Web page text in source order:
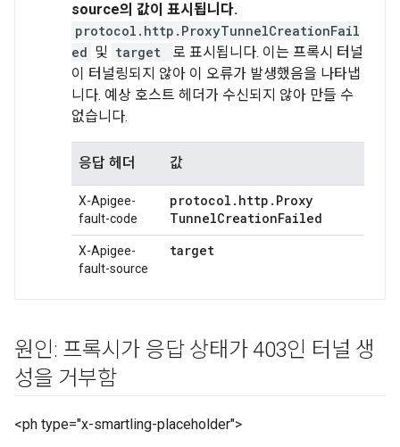
source의 값이 표시됩니다.
protocol.http.ProxyTunnelCreationFail
ed 및 target
로 표시됩니다. 이는 프록시 터널
이 터널링되지 않아 이 오류가 발생했음을 나타냅
니다. 예상 호스트 헤더가 수신되지 않아 만들 수
없습니다.
응답 헤더 값
X-Apigee-
fault-code
protocol . http . Proxy
TunnelCreationFailed
X-Apigee-
fault-source
target
원인: 프록시가 응답 상태가 403인 터널 생
성을 거부함
<ph type="x-smartling-placeholder">